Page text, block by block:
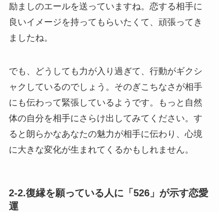
励ましのエールを送っていますね。恋する相手に
良いイメージを持ってもらいたくて、頑張ってき
ましたね。
でも、どうしても力が入り過ぎて、行動がギクシ
ャクしているのでしょう。そのぎこちなさが相手
にも伝わって緊張しているようです。もっと自然
体の自分を相手にさらけ出してみてください。す
ると朗らかなあなたの魅力が相手に伝わり、心境
に大きな変化が生まれてくるかもしれません。
2-2.復縁を願っている人に「526」が示す恋愛
運